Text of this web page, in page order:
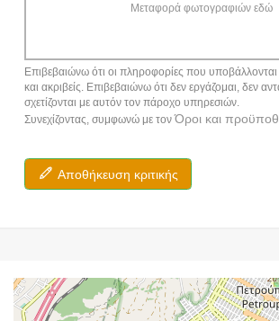
Μεταφορά φωτογραφιών εδώ
Επιβεβαιώνω ότι οι πληροφορίες που υποβάλλονται
και ακριβείς. Επιβεβαιώνω ότι δεν εργάζομαι, δεν
σχετίζονται με αυτόν τον πάροχο υπηρεσιών.
Συνεχίζοντας, συμφωνώ με τονΌροι και
Αποθήκευση κριτικής